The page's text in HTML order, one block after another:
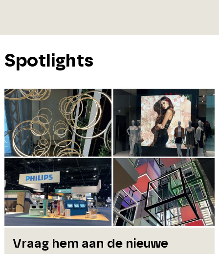
Spotlights
Vraag hem aan de nieuwe